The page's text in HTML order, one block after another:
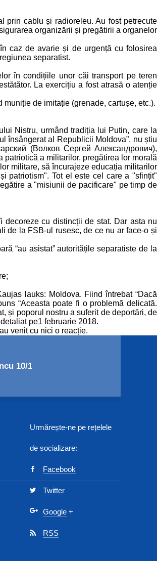
prin cablu și radioreleu. Au fost petrecute
organizării și pregătirii a organelor
caz de avarie și de urgență cu folosirea
separatist.
în condițiile unor căi transport pe teren
La exercițiu a fost atrasă o atenție
de imitație (grenade, cartușe, etc.).
Nistru, urmând tradiția lui Putin, care la
însângerat al Republicii Moldova”, nu știu
(Волков Сергей Александрович),
a militarilor, pregătirea lor morală
militare, să încurajeze educația militarilor
patriotism". Tot el este cel care a "sfințit"
a "misiunii de pacificare" pe timp de
decoreze cu distincții de stat. Dar asta nu
de la FSB-ul rusesc, de ce nu ar face-o și
“au asistat” autoritățile separatiste de la
lauks: Moldova. Fiind întrebat “Dacă
“Aceasta poate fi o problemă delicată.
și poporul nostru a suferit de deportări, de
pe1 februarie 2018.
venit cu nici o reacție.
10/1
Urmărește-ne pe rețelele
de socializare:
Facebook
Twitter
Google +
RSS